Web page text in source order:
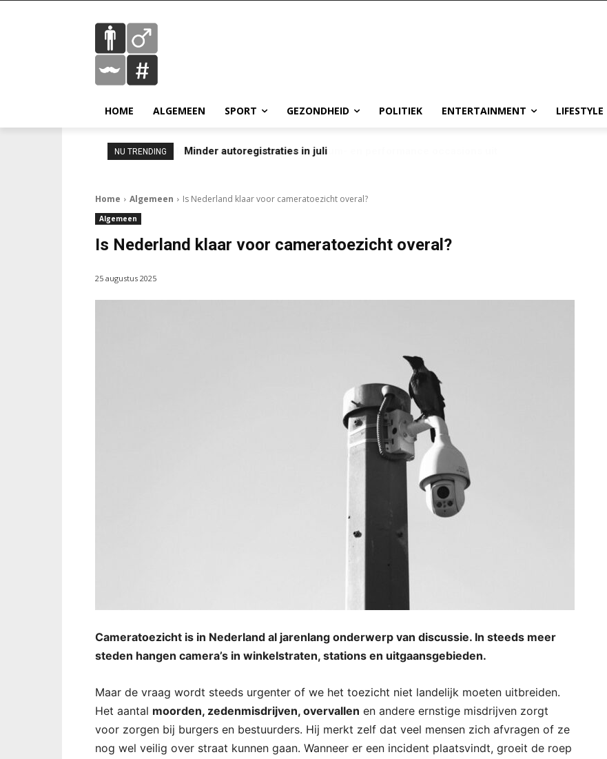
HOME ALGEMEEN SPORT GEZONDHEID POLITIEK ENTERTAINMENT LIFESTYLE
NU TRENDING Minder autoregistraties in juli
Home Algemeen Is Nederland klaar voor cameratoezicht overal?
Algemeen
Is Nederland klaar voor cameratoezicht overal?
25 augustus 2025
Cameratoezicht is in Nederland al jarenlang onderwerp van discussie. In steeds meer
steden hangen camera’s in winkelstraten, stations en uitgaansgebieden.
Maar de vraag wordt steeds urgenter of we het toezicht niet landelijk moeten uitbreiden.
Het aantal moorden, zedenmisdrijven, overvallen en andere ernstige misdrijven zorgt
voor zorgen bij burgers en bestuurders. Hij merkt zelf dat veel mensen zich afvragen of ze
nog wel veilig over straat kunnen gaan. Wanneer er een incident plaatsvindt, groeit de roep